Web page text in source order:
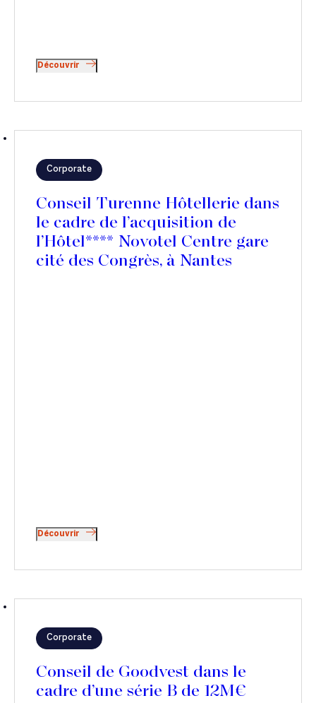
Découvrir
Corporate
Conseil Turenne Hôtellerie dans
le cadre de l’acquisition de
l’Hôtel**** Novotel Centre gare
cité des Congrès, à Nantes
Découvrir
Corporate
Conseil de Goodvest dans le
cadre d’une série B de 12M€